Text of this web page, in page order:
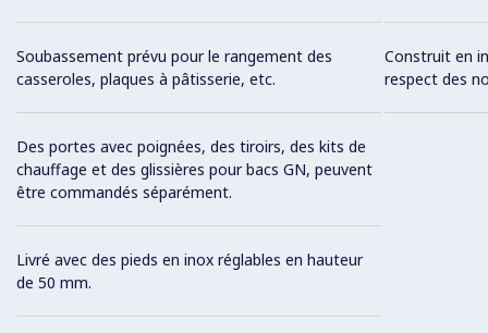
Soubassement prévu pour le rangement des
casseroles, plaques à pâtisserie, etc.
Des portes avec poignées, des tiroirs, des kits de
chauffage et des glissières pour bacs GN, peuvent
être commandés séparément.
Livré avec des pieds en inox réglables en hauteur
de 50 mm.
Construit en
respect des